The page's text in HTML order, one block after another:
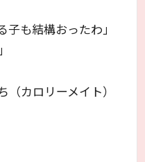
も結構おったわ」
カロリーメイト）